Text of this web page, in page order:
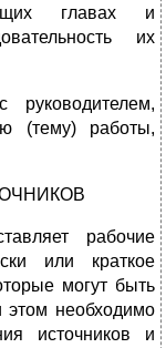
главах и
их
(тему) работы,
рабочие
или краткое
могут быть
необходимо
источников и